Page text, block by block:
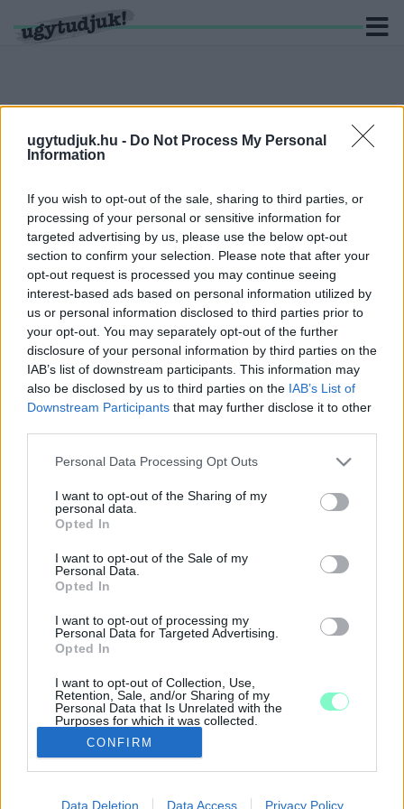
ugytudjuk.hu - Do Not Process My Personal
Information
If you wish to opt-out of the sale, sharing to third parties, or
processing of your personal or sensitive information for
targeted advertising by us, please use the below opt-out
section to confirm your selection. Please note that after your
opt-out request is processed you may continue seeing
interest-based ads based on personal information utilized by
us or personal information disclosed to third parties prior to
your opt-out. You may separately opt-out of the further
disclosure of your personal information by third parties on the
IAB’s list of downstream participants. This information may
also be disclosed by us to third parties on the IAB’s List of
Downstream Participants that may further disclose it to other
Please note that this website/app uses one or more Google
not limited to your visit or usage behaviour. You may click to
grant or deny consent to Google and its third-party tags to
use your data for below specified purposes in below Google
consent section.
Personal Data Processing Opt Outs
I want to opt-out of the Sharing of my
personal data.
Opted In
I want to opt-out of the Sale of my
Personal Data.
Opted In
I want to opt-out of processing my
Personal Data for Targeted Advertising.
Opted In
I want to opt-out of Collection, Use,
Retention, Sale, and/or Sharing of my
Personal Data that Is Unrelated with the
Purposes for which it was collected.
Opted Out
Google consents
CONFIRM
Data Deletion Data Access Privacy Policy
KERESÉS
JAPÁN ÉS GYŐR JÖVŐBELI
EGYÜTTMŰKÖDÉSÉRŐL TÁRGYALTAK A
VÁROSHÁZÁN
2026. június. 03. 08:15
Gazdasági, kulturális és oktatási fúziókról egyeztetett a
városvezetés Japán magyarországi nagykövetével.
TANMŰHELYKÉNT SZOLGÁL A SZÉCHENYI
ISTVÁN EGYETEM HALLGATÓI SZÁMÁRA, A
WABERER'S’ ÚJ, MOSONMAGYARÓVÁRI
SZERVÍZCSARNOKA
2025. október. 03. 13:44
versenyképességének fontosságát.
EGYÜTTMŰKÖDÉSI MEGÁLLAPODÁST KÖTÖTT
A SOPRONI EGYETEM ÉS A LISZT FERENC
ZENEMŰVÉSZETI EGYETEM
2023. március. 29. 16:48
A részletek még kidolgozás alatt állnak.
EGYÜTTMŰKÖDÉSI MEGÁLLAPODÁST KÖTÖTT
AZ MFOR.HU ÉS AZ UGYTUDJUK.HU
2022. január. 24. 15:05
A megállapodás nem titkolt célja, hogy egyre több hírszolgáltató
bemutassa, hogy a „nagykörúton” is túl van élet.
EGYÜTTMŰKÖDÉSI MEGÁLLAPODÁST ÍRT ALÁ
A GYŐRI SZÉCHENYI ISTVÁN EGYETEM ÉS A
MAGYAR KÖZÚT
választéka is szélesebb lesz a hallgatók számára.